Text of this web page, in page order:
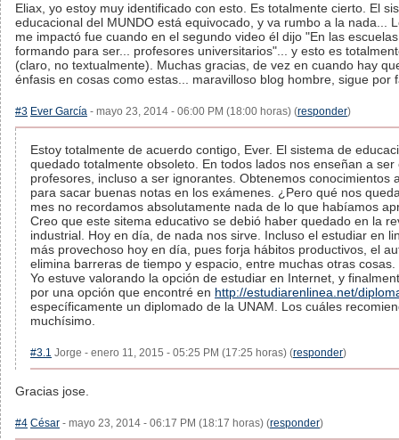
Eliax, yo estoy muy identificado con esto. Es totalmente cierto. El
educacional del MUNDO está equivocado, y va rumbo a la nada...
me impactó fue cuando en el segundo video él dijo "En las
formando para ser... profesores universitarios"... y esto es
(claro, no textualmente). Muchas gracias, de vez en cuando hay
énfasis en cosas como estas... maravilloso blog hombre, sigue por
#3 Ever García - mayo 23, 2014 - 06:00 PM (18:00 horas) (responder)
Estoy totalmente de acuerdo contigo, Ever. El sistema de
quedado totalmente obsoleto. En todos lados nos enseñan a ser
profesores, incluso a ser ignorantes. Obtenemos conocimientos
para sacar buenas notas en los exámenes. ¿Pero qué nos
mes no recordamos absolutamente nada de lo que habíamos
Creo que este sitema educativo se debió haber quedado en la
industrial. Hoy en día, de nada nos sirve. Incluso el estudiar en
más provechoso hoy en día, pues forja hábitos productivos, el
elimina barreras de tiempo y espacio, entre muchas otras cosas.
Yo estuve valorando la opción de estudiar en Internet, y
por una opción que encontré en http://estudiarenlinea.net/
específicamente un diplomado de la UNAM. Los cuáles
muchísimo.
#3.1 Jorge - enero 11, 2015 - 05:25 PM (17:25 horas) (responder)
Gracias jose.
#4 César - mayo 23, 2014 - 06:17 PM (18:17 horas) (responder)